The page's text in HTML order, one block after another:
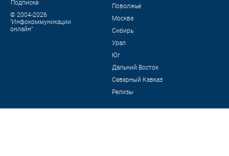
Подписка
© 2004-2026
"Инфокоммуникации
онлайн"
Поволжье
Москва
Сибирь
Урал
Юг
Дальний Восток
Северный Кавказ
Релизы